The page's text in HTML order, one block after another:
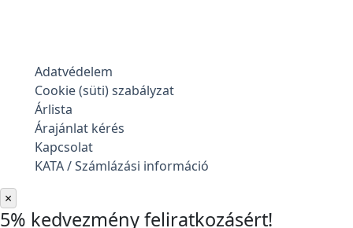
Adatvédelem
Cookie (süti) szabályzat
Árlista
Árajánlat kérés
Kapcsolat
KATA / Számlázási információ
×
5% kedvezmény feliratkozásért!